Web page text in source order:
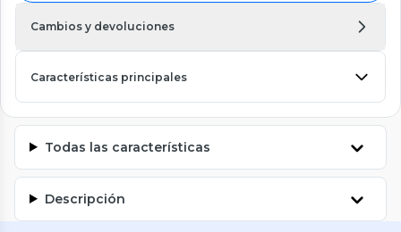
Cambios y devoluciones
Características principales
Todas las características
Descripción